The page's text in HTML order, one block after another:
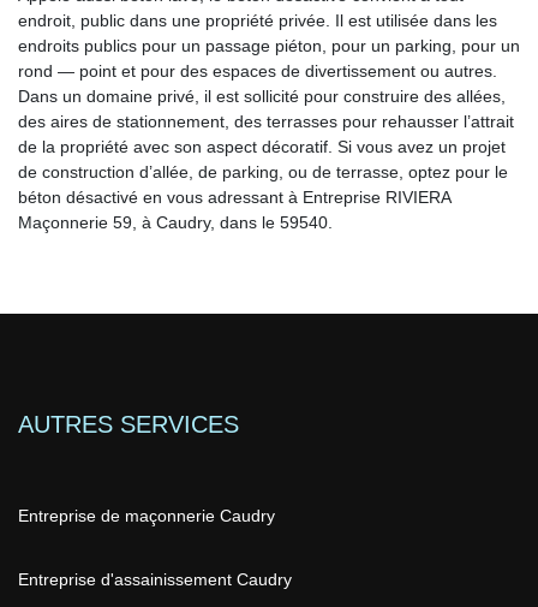
endroit, public dans une propriété privée. Il est utilisée dans les
endroits publics pour un passage piéton, pour un parking, pour un
rond — point et pour des espaces de divertissement ou autres.
Dans un domaine privé, il est sollicité pour construire des allées,
des aires de stationnement, des terrasses pour rehausser l’attrait
de la propriété avec son aspect décoratif. Si vous avez un projet
de construction d’allée, de parking, ou de terrasse, optez pour le
béton désactivé en vous adressant à Entreprise RIVIERA
Maçonnerie 59, à Caudry, dans le 59540.
AUTRES SERVICES
Entreprise de maçonnerie Caudry
Entreprise d'assainissement Caudry